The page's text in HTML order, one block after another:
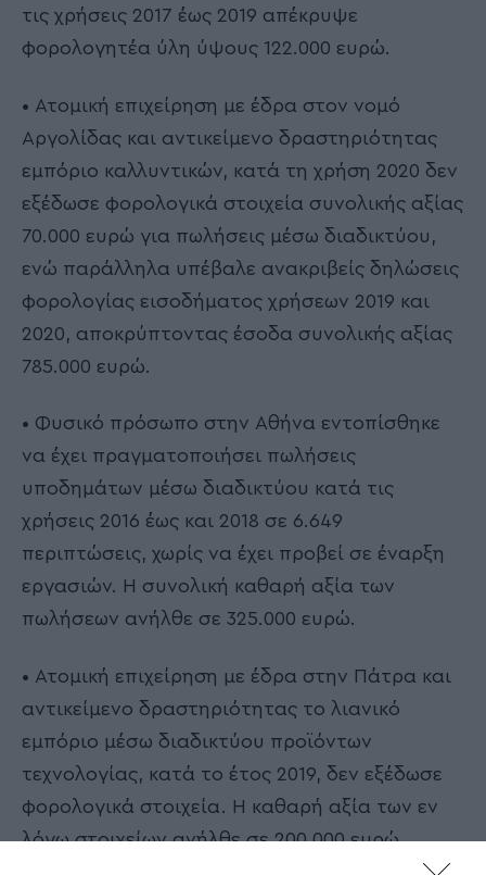
τις χρήσεις 2017 έως 2019 απέκρυψε
φορολογητέα ύλη ύψους 122.000 ευρώ.
• Ατομική επιχείρηση με έδρα στον νομό
Αργολίδας και αντικείμενο δραστηριότητας
εμπόριο καλλυντικών, κατά τη χρήση 2020 δεν
εξέδωσε φορολογικά στοιχεία συνολικής αξίας
70.000 ευρώ για πωλήσεις μέσω διαδικτύου,
ενώ παράλληλα υπέβαλε ανακριβείς δηλώσεις
φορολογίας εισοδήματος χρήσεων 2019 και
2020, αποκρύπτοντας έσοδα συνολικής αξίας
785.000 ευρώ.
• Φυσικό πρόσωπο στην Αθήνα εντοπίσθηκε
να έχει πραγματοποιήσει πωλήσεις
υποδημάτων μέσω διαδικτύου κατά τις
χρήσεις 2016 έως και 2018 σε 6.649
περιπτώσεις, χωρίς να έχει προβεί σε έναρξη
εργασιών. Η συνολική καθαρή αξία των
πωλήσεων ανήλθε σε 325.000 ευρώ.
• Ατομική επιχείρηση με έδρα στην Πάτρα και
αντικείμενο δραστηριότητας το λιανικό
εμπόριο μέσω διαδικτύου προϊόντων
τεχνολογίας, κατά το έτος 2019, δεν εξέδωσε
φορολογικά στοιχεία. Η καθαρή αξία των εν
λόγω στοιχείων ανήλθε σε 200.000 ευρώ.